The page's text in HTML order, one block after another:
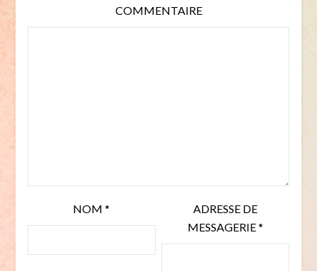
COMMENTAIRE
NOM*
ADRESSE DE
MESSAGERIE*